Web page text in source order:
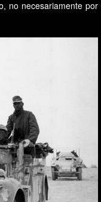
no necesariamente por